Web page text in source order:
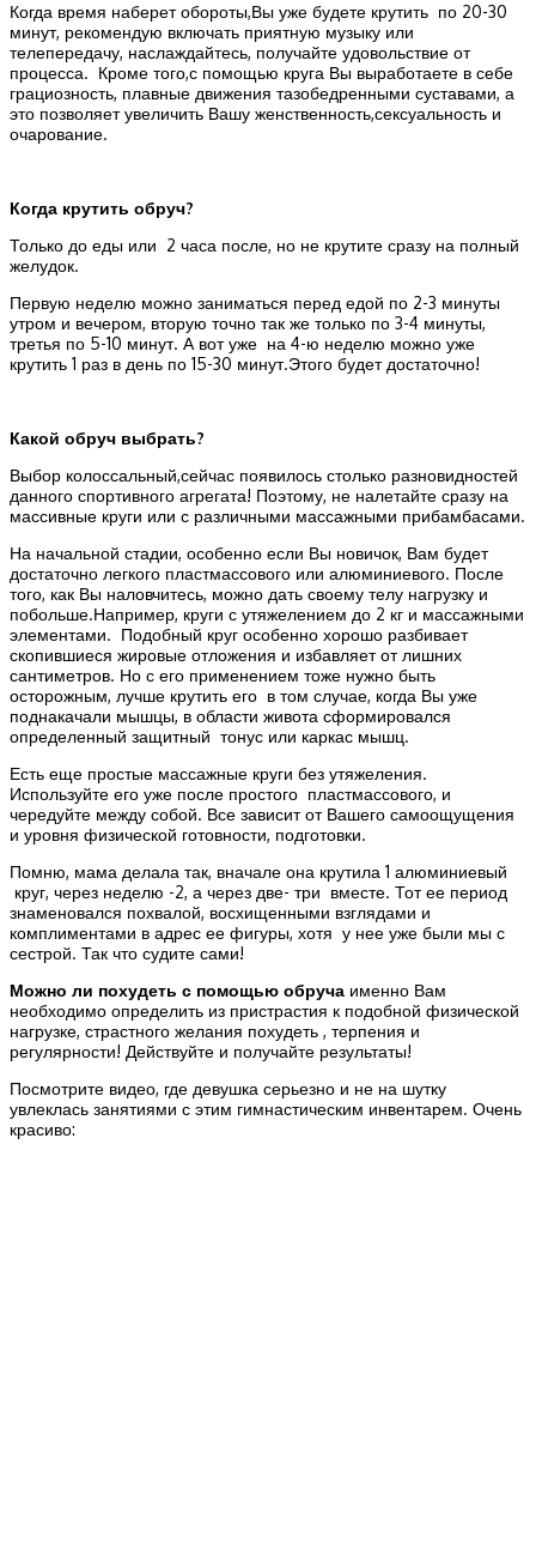
Когда время наберет обороты,Вы уже будете крутить по 20-30
минут, рекомендую включать приятную музыку или
телепередачу, наслаждайтесь, получайте удовольствие от
процесса. Кроме того,с помощью круга Вы выработаете в себе
грациозность, плавные движения тазобедренными суставами, а
это позволяет увеличить Вашу женственность,сексуальность и
очарование.
Когда крутить обруч?
Только до еды или 2 часа после, но не крутите сразу на полный
желудок.
Первую неделю можно заниматься перед едой по 2-3 минуты
утром и вечером, вторую точно так же только по 3-4 минуты,
третья по 5-10 минут. А вот уже на 4-ю неделю можно уже
крутить 1 раз в день по 15-30 минут.Этого будет достаточно!
Какой обруч выбрать?
Выбор колоссальный,сейчас появилось столько разновидностей
данного спортивного агрегата! Поэтому, не налетайте сразу на
массивные круги или с различными массажными прибамбасами.
На начальной стадии, особенно если Вы новичок, Вам будет
достаточно легкого пластмассового или алюминиевого. После
того, как Вы наловчитесь, можно дать своему телу нагрузку и
побольше.Например, круги с утяжелением до 2 кг и массажными
элементами. Подобный круг особенно хорошо разбивает
скопившиеся жировые отложения и избавляет от лишних
сантиметров. Но с его применением тоже нужно быть
осторожным, лучше крутить его в том случае, когда Вы уже
поднакачали мышцы, в области живота сформировался
определенный защитный тонус или каркас мышц.
Есть еще простые массажные круги без утяжеления.
Используйте его уже после простого пластмассового, и
чередуйте между собой. Все зависит от Вашего самоощущения
и уровня физической готовности, подготовки.
Помню, мама делала так, вначале она крутила 1 алюминиевый
круг, через неделю -2, а через две- три вместе. Тот ее период
знаменовался похвалой, восхищенными взглядами и
комплиментами в адрес ее фигуры, хотя у нее уже были мы с
сестрой. Так что судите сами!
Можно ли похудеть с помощью обруча именно Вам
необходимо определить из пристрастия к подобной физической
нагрузке, страстного желания похудеть , терпения и
регулярности! Действуйте и получайте результаты!
Посмотрите видео, где девушка серьезно и не на шутку
увлеклась занятиями с этим гимнастическим инвентарем. Очень
красиво: